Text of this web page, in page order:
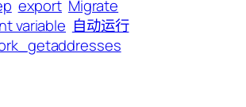
export Migrate
variable 自动运行